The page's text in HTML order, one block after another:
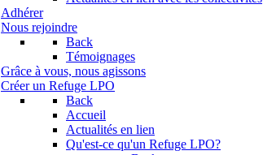
Adhérer
Nous rejoindre
Back
Témoignages
Grâce à vous, nous agissons
Créer un Refuge LPO
Back
Accueil
Actualités en lien
Qu'est-ce qu'un Refuge LPO?